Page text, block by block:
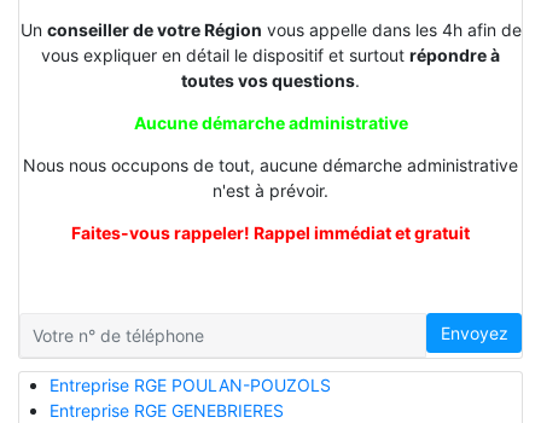
Un conseiller de votre Région vous appelle dans les 4h afin de
vous expliquer en détail le dispositif et surtout répondre à
toutes vos questions.
Aucune démarche administrative
Nous nous occupons de tout, aucune démarche administrative
n'est à prévoir.
Faites-vous rappeler! Rappel immédiat et gratuit
Envoyez
Entreprise RGE POULAN-POUZOLS
Entreprise RGE GENEBRIERES